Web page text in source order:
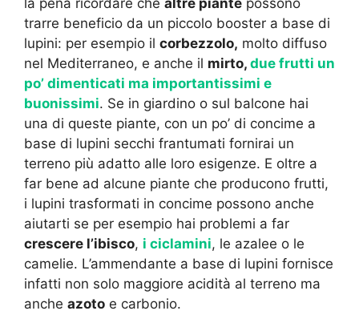
la pena ricordare che altre piante possono
trarre beneficio da un piccolo booster a base di
lupini: per esempio il corbezzolo, molto diffuso
nel Mediterraneo, e anche il mirto, due frutti un
po’ dimenticati ma importantissimi e
buonissimi. Se in giardino o sul balcone hai
una di queste piante, con un po’ di concime a
base di lupini secchi frantumati fornirai un
terreno più adatto alle loro esigenze. E oltre a
far bene ad alcune piante che producono frutti,
i lupini trasformati in concime possono anche
aiutarti se per esempio hai problemi a far
crescere l’ibisco, i ciclamini, le azalee o le
camelie. L’ammendante a base di lupini fornisce
infatti non solo maggiore acidità al terreno ma
anche azoto e carbonio.